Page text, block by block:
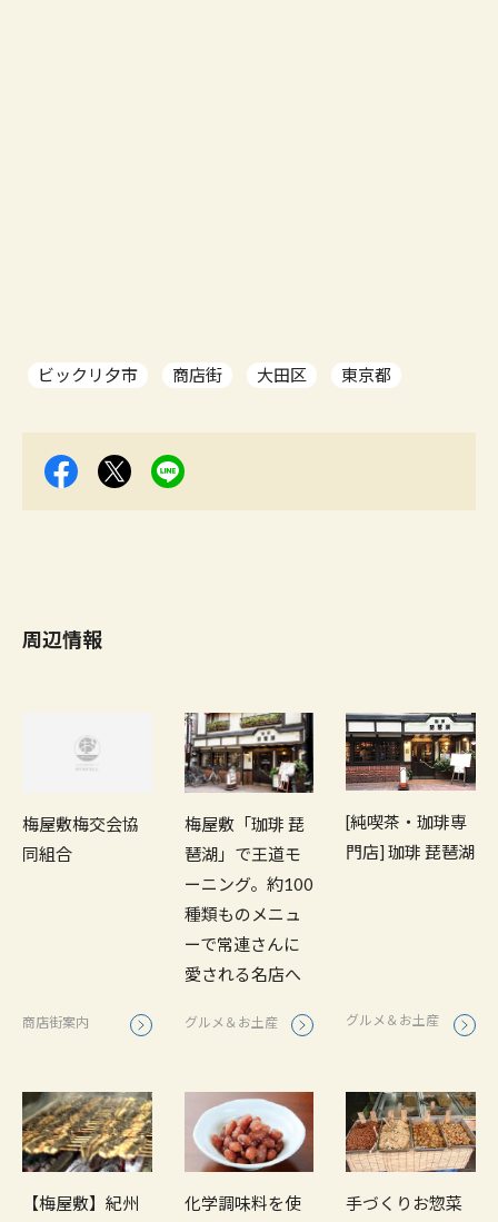
ビックリ夕市 商店街 大田区 東京都
周辺情報
梅屋敷梅交会協
同組合
商店街案内
梅屋敷「珈琲 琵
琶湖」で王道モ
ーニング。約100
種類ものメニュ
ーで常連さんに
愛される名店へ
グルメ＆お土産
[純喫茶・珈琲専
門店] 珈琲 琵琶湖
グルメ＆お土産
【梅屋敷】紀州 化学調味料を使 手づくりお惣菜